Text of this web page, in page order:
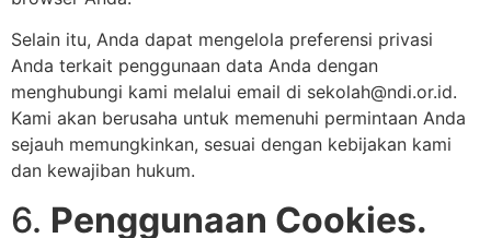
Selain itu, Anda dapat mengelola preferensi privasi
Anda terkait penggunaan data Anda dengan
menghubungi kami melalui email di sekolah@ndi.or.id.
Kami akan berusaha untuk memenuhi permintaan Anda
sejauh memungkinkan, sesuai dengan kebijakan kami
dan kewajiban hukum.
6. Penggunaan Cookies.